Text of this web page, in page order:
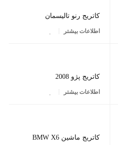
کاتریج رنو تالیسمان
اطلاعات بیشتر
کاتریج پژو 2008
اطلاعات بیشتر
کاتریج ماشین BMW X6